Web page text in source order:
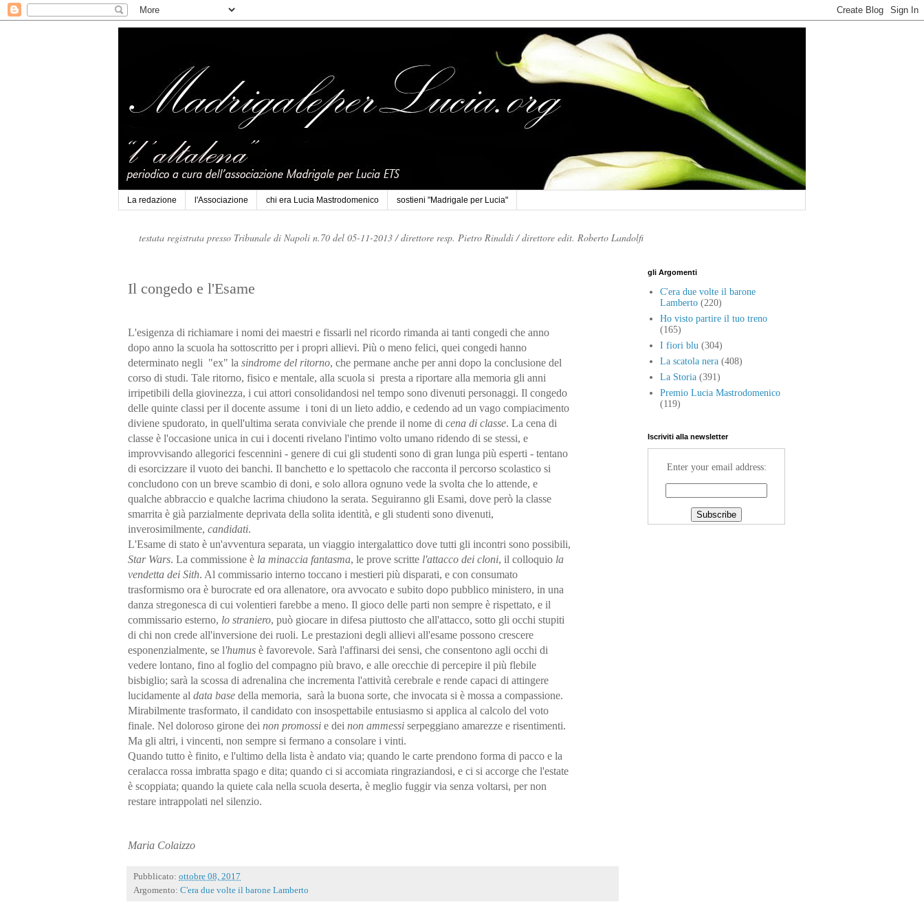
La redazione l'Associazione chi era Lucia Mastrodomenico sostieni "Madrigale per Lucia"
testata registrata presso Tribunale di Napoli n.70 del 05-11-2013 /direttore resp. Pietro Rinaldi /direttore edit. Roberto Landolfi
Il congedo e l'Esame
L'esigenza di richiamare i nomi dei maestri e fissarli nel ricordo rimanda ai tanti congedi che anno
dopo anno la scuola ha sottoscritto per i propri allievi. Più o meno felici, quei congedi hanno
determinato negli "ex" la sindrome del ritorno, che permane anche per anni dopo la conclusione del
corso di studi. Tale ritorno, fisico e mentale, alla scuola si presta a riportare alla memoria gli anni
irripetibili della giovinezza, i cui attori consolidandosi nel tempo sono divenuti personaggi. Il congedo
delle quinte classi per il docente assume i toni di un lieto addio, e cedendo ad un vago compiacimento
diviene spudorato, in quell'ultima serata conviviale che prende il nome di cena di classe. La cena di
classe è l'occasione unica in cui i docenti rivelano l'intimo volto umano ridendo di se stessi, e
improvvisando allegorici fescennini - genere di cui gli studenti sono di gran lunga più esperti - tentano
di esorcizzare il vuoto dei banchi. Il banchetto e lo spettacolo che racconta il percorso scolastico si
concludono con un breve scambio di doni, e solo allora ognuno vede la svolta che lo attende, e
qualche abbraccio e qualche lacrima chiudono la serata. Seguiranno gli Esami, dove però la classe
smarrita è già parzialmente deprivata della solita identità, e gli studenti sono divenuti,
inverosimilmente, candidati.
L'Esame di stato è un'avventura separata, un viaggio intergalattico dove tutti gli incontri sono possibili,
Star Wars. La commissione è la minaccia fantasma, le prove scritte l'attacco dei cloni, il colloquio la
vendetta dei Sith. Al commissario interno toccano i mestieri più disparati, e con consumato
trasformismo ora è burocrate ed ora allenatore, ora avvocato e subito dopo pubblico ministero, in una
danza stregonesca di cui volentieri farebbe a meno. Il gioco delle parti non sempre è rispettato, e il
commissario esterno, lo straniero, può giocare in difesa piuttosto che all'attacco, sotto gli occhi stupiti
di chi non crede all'inversione dei ruoli. Le prestazioni degli allievi all'esame possono crescere
esponenzialmente, se l'humus è favorevole. Sarà l'affinarsi dei sensi, che consentono agli occhi di
vedere lontano, fino al foglio del compagno più bravo, e alle orecchie di percepire il più flebile
bisbiglio; sarà la scossa di adrenalina che incrementa l'attività cerebrale e rende capaci di attingere
lucidamente al data base della memoria, sarà la buona sorte, che invocata si è mossa a compassione.
Mirabilmente trasformato, il candidato con insospettabile entusiasmo si applica al calcolo del voto
finale. Nel doloroso girone dei non promossi e dei non ammessi serpeggiano amarezze e risentimenti.
Ma gli altri, i vincenti, non sempre si fermano a consolare i vinti.
Quando tutto è finito, e l'ultimo della lista è andato via; quando le carte prendono forma di pacco e la
ceralacca rossa imbratta spago e dita; quando ci si accomiata ringraziandosi, e ci si accorge che l'estate
è scoppiata; quando la quiete cala nella scuola deserta, è meglio fuggir via senza voltarsi, per non
restare intrappolati nel silenzio.
Maria Colaizzo
Pubblicato: ottobre 08, 2017
Argomento: C'era due volte il barone Lamberto
gli Argomenti
C'era due volte il barone
Lamberto (220)
Ho visto partire il tuo treno
(165)
I fiori blu (304)
La scatola nera (408)
La Storia (391)
Premio Lucia Mastrodomenico
(119)
Iscriviti alla newsletter
Enter your email address: